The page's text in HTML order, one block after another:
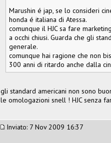
Marushin é jap, se lo consideri
honda é italiana di Atessa.
comunque il HJC sa fare
a occhi chiusi. Guarda che gli
generale.
comunque hai ragione che non
300 anni di ritardo anche dalla
gli standard americani non sono
le omologazioni snell ! HJC senza
Inviato: 7 Nov 2009 16:37